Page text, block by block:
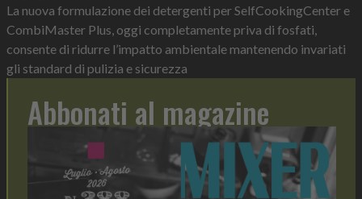
La nuova formulazione dei detergenti per SelfCookingCenter e
CombiMaster Plus, oggi completamente priva di fosfati,
consente di ridurre l’impatto ambientale mantenendo invariati
gli standard di pulizia e sicurezza
Abbonati al magazine